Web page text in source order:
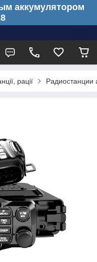
аккумулятором
рації Радиостанции